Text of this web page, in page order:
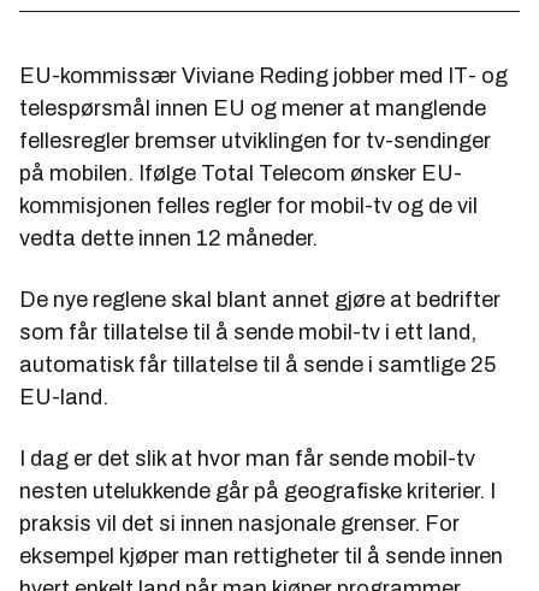
EU-kommissær Viviane Reding jobber med IT- og
telespørsmål innen EU og mener at manglende
fellesregler bremser utviklingen for tv-sendinger
på mobilen. Ifølge Total Telecom ønsker EU-
kommisjonen felles regler for mobil-tv og de vil
vedta dette innen 12 måneder.
De nye reglene skal blant annet gjøre at bedrifter
som får tillatelse til å sende mobil-tv i ett land,
automatisk får tillatelse til å sende i samtlige 25
EU-land.
I dag er det slik at hvor man får sende mobil-tv
nesten utelukkende går på geografiske kriterier. I
praksis vil det si innen nasjonale grenser. For
eksempel kjøper man rettigheter til å sende innen